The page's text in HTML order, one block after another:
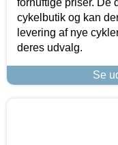
cykelbutik og kan
levering af nye
deres udvalg.
Se